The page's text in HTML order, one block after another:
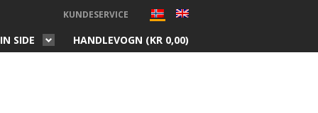
KUNDESERVICE
SIDE HANDLEVOGN (KR 0,00)